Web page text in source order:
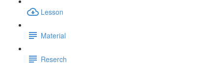
Lesson
Material
Reserch